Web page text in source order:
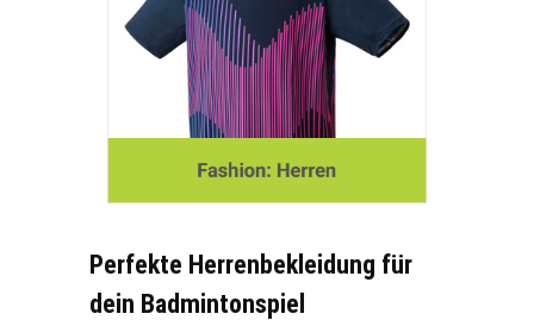
Perfekte Herrenbekleidung für
dein Badmintonspiel